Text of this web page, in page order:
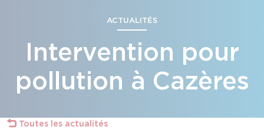
ACTUALITÉS
Intervention pour
pollution à Cazères
Toutes les actualités